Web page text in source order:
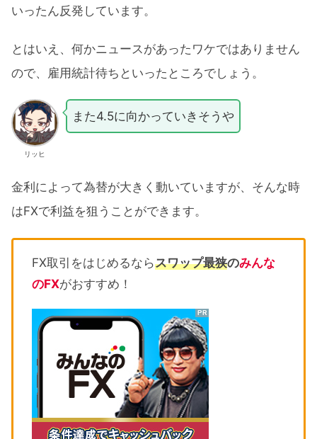
いったん反発しています。
とはいえ、何かニュースがあったワケではありません
ので、雇用統計待ちといったところでしょう。
リッヒ
また4.5に向かっていきそうや
金利によって為替が大きく動いていますが、そんな時
はFXで利益を狙うことができます。
FX取引をはじめるならスワップ最狭のみんな
のFXがおすすめ！